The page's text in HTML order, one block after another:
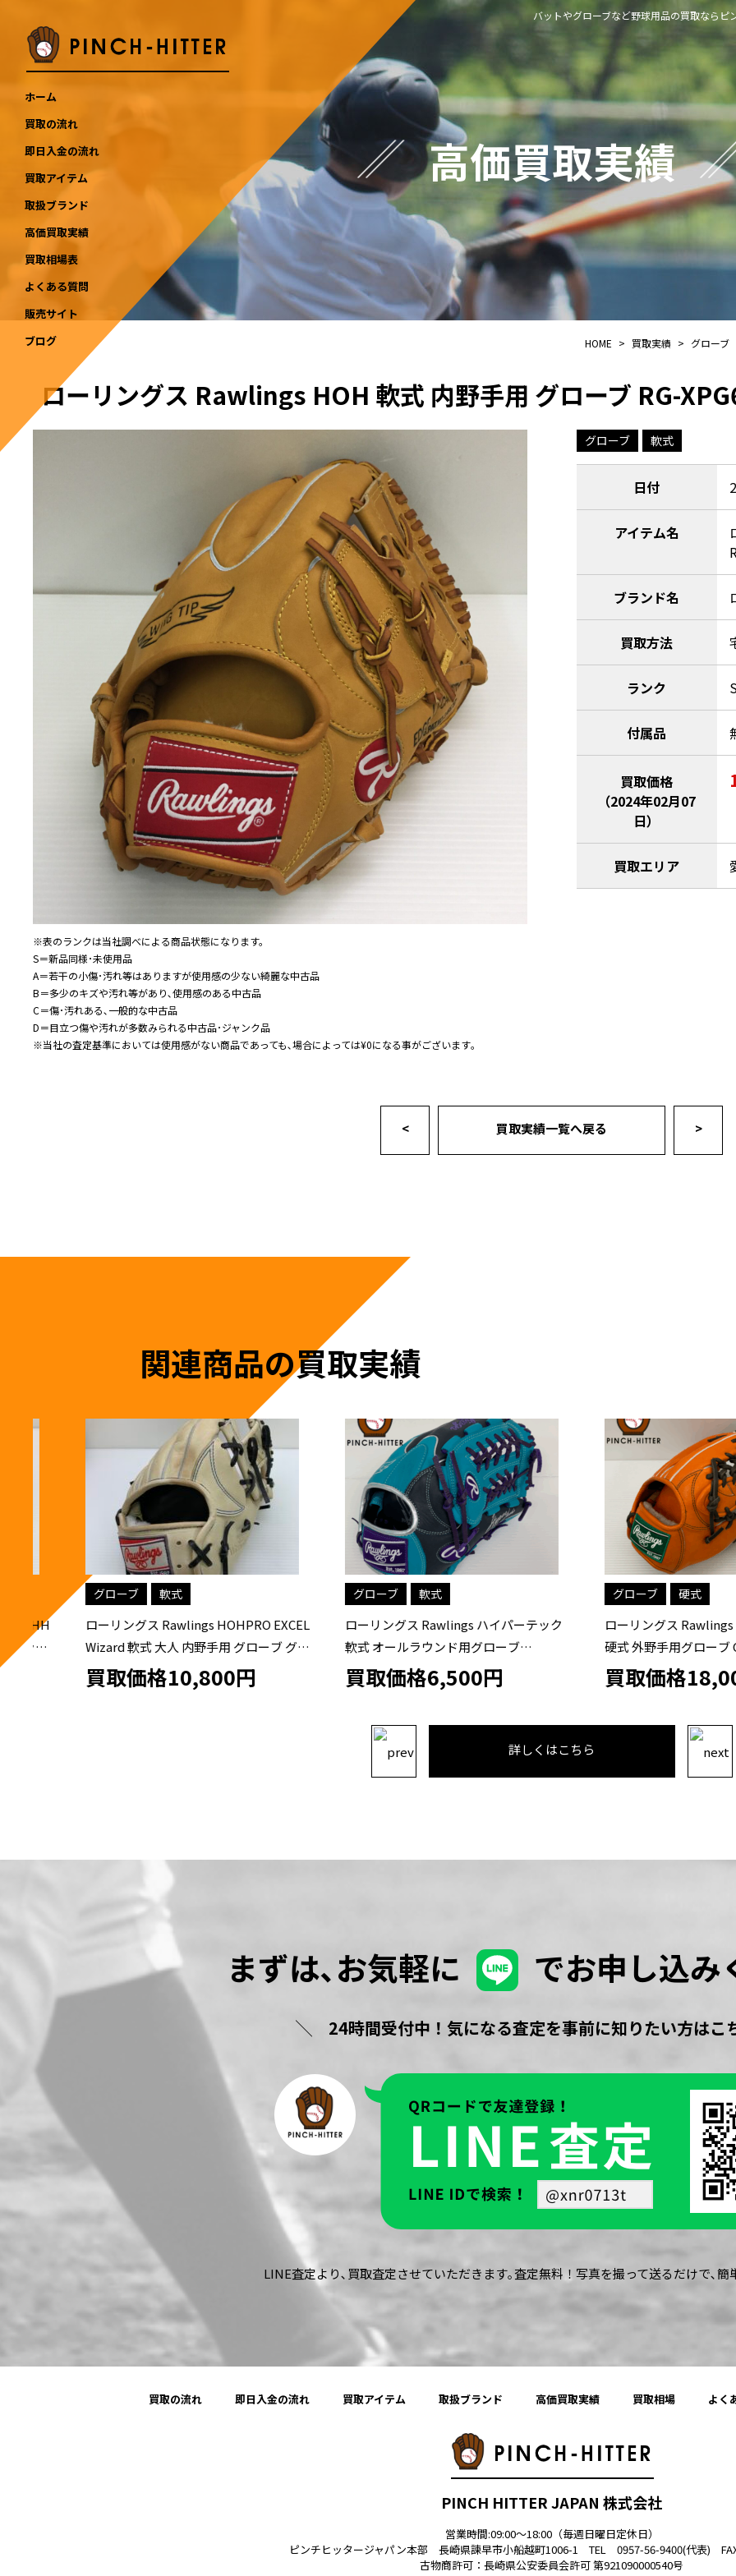
バットやグローブなど野球用品の買取なら
ホーム
買取の流れ
即日入金の流れ
買取アイテム
取扱ブランド
高価買取実績
買取相場表
よくある質問
販売サイト
ブログ
高価買取実績
HOME > 買取実績 > グローブ
ローリングス Rawlings HOH 軟式 内野手用 グローブ RG-
※表のランクは当社調べによる商品状態になります。
S＝新品同様･未使用品
A＝若干の小傷･汚れ等はありますが使用感の少ない綺麗な中古品
B＝多少のキズや汚れ等があり､使用感のある中古品
C＝傷･汚れある､一般的な中古品
D＝目立つ傷や汚れが多数みられる中古品･ジャンク品
※当社の査定基準においては使用感がない商品であっても､場合によっては¥0になる事がございます｡
グローブ 軟式
日付
アイテム名
ブランド名
買取方法
ランク
付属品
買取価格
（2024年02月07
日）
買取エリア
< 買取実績一覧へ戻る >
関連商品の買取実績
グローブ 軟式
ローリングス Rawlings HOHPRO EXCEL
Wizard 軟式 大人 内野手用 グローブ グラ
ブ 右投げ GR4HW2N52MG 中古品 野球
買取価格10,800円
グローブ 軟式
ローリングス Rawlings ハイパーテック
軟式 オールラウンド用グローブ
GR4HTCN55W
買取価格6,500円
グローブ 硬式
ローリングス Rawlings HOH
硬式 外野手用グローブ
買取価格18,000
詳しくはこちら
まずは､お気軽に でお申し込み
24時間受付中！気になる査定を事前に知りたい方はこ
LINE査定より､買取査定させていただきます｡査定無料！写真を撮って送るだけで､簡
買取の流れ 即日入金の流れ 買取アイテム 取扱ブランド 高価買取実績 買取相場 よく
PINCH HITTER JAPAN 株式会社
営業時間:09:00〜18:00（毎週日曜日定休日）
ピンチヒッタージャパン本部 長崎県諫早市小船越町1006-1 TEL 0957-56-9400(代表)
古物商許可：長崎県公安委員会許可 第921090000540号